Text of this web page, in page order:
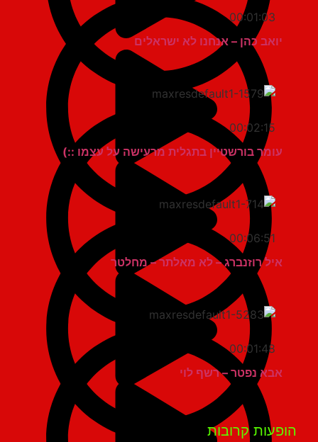
00:01:03
יואב כהן – אנחנו לא ישראלים
00:02:15
עומר בורשטיין בתגלית מרעישה על עצמו ::)
00:06:51
איל רוזנברג – לא מאלתר – מחלטר
00:01:48
אבא נפטר – רשף לוי
קרובות